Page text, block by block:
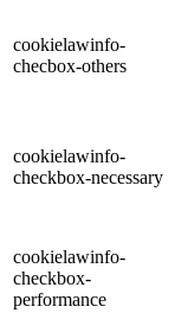
cookielawinfo-
checbox-others
cookielawinfo-
checkbox-necessary
cookielawinfo-
checkbox-
performance